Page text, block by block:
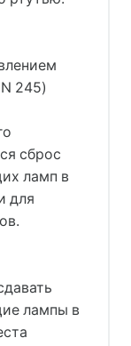
245)
сброс
ламп в
для
лампы в